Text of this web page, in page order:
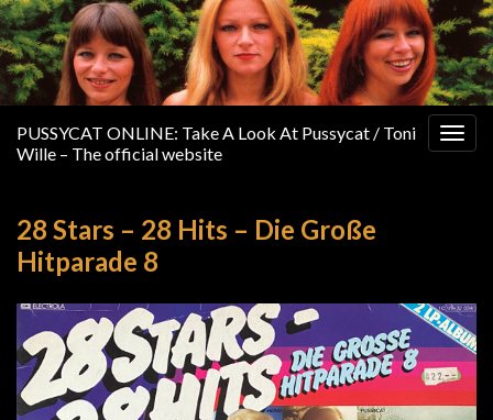
PUSSYCAT ONLINE: Take A Look At Pussycat / Toni
Wille – The official website
28 Stars – 28 Hits – Die Große
Hitparade 8